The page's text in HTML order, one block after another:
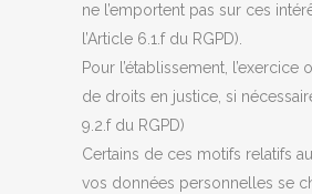
ne l’emportent pas sur ces
l’Article 6.1.f du RGPD).
Pour l’établissement, l’exercice
de droits en justice, si
9.2.f du RGPD)
Certains de ces motifs relatifs
vos données personnelles se